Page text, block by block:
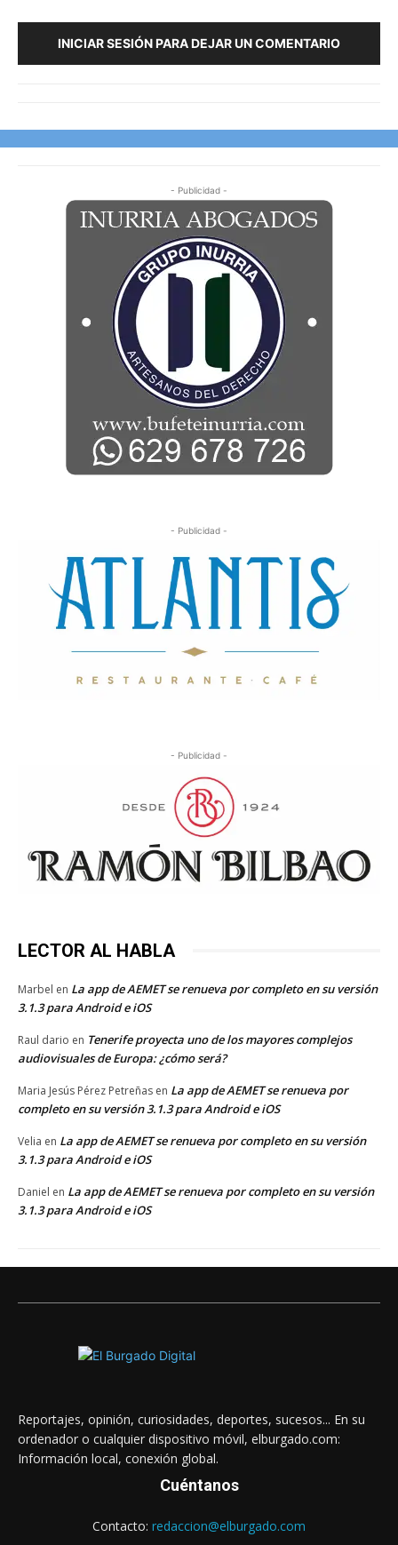
INICIAR SESIÓN PARA DEJAR UN COMENTARIO
- Publicidad -
- Publicidad -
- Publicidad -
LECTOR AL HABLA
Marbel en La app de AEMET se renueva por completo en su versión
3.1.3 para Android e iOS
Raul dario en Tenerife proyecta uno de los mayores complejos
audiovisuales de Europa: ¿cómo será?
Maria Jesús Pérez Petreñas en La app de AEMET se renueva por
completo en su versión 3.1.3 para Android e iOS
Velia en La app de AEMET se renueva por completo en su versión
3.1.3 para Android e iOS
Daniel en La app de AEMET se renueva por completo en su versión
3.1.3 para Android e iOS
Reportajes, opinión, curiosidades, deportes, sucesos... En su
ordenador o cualquier dispositivo móvil, elburgado.com:
Información local, conexión global.
Cuéntanos
Contacto: redaccion@elburgado.com